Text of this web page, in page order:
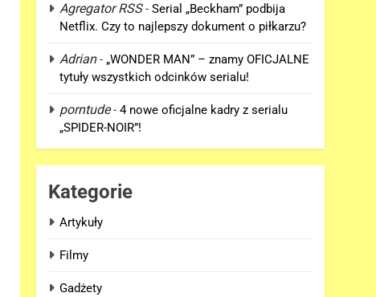
Agregator RSS-Serial „Beckham” podbija
Netflix. Czy to najlepszy dokument o piłkarzu?
Adrian- „WONDER MAN” – znamy OFICJALNE
tytuły wszystkich odcinków serialu!
porntude-4 nowe oficjalne kadry z serialu
„SPIDER-NOIR”!
Kategorie
Artykuły
Filmy
Gadżety